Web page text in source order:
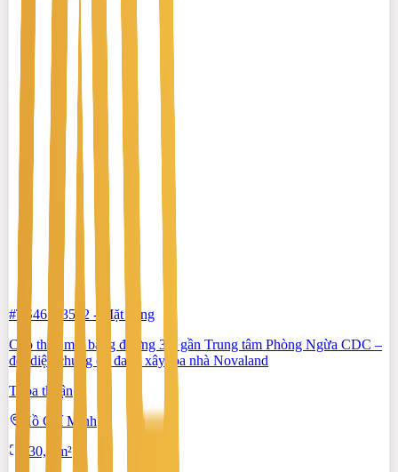
#TS46553512 -
Mặt bằng
Cho thuê mặt bằng đường 3/2 gần Trung tâm Phòng Ngừa CDC –
đối diện chung cư đang xây tòa nhà Novaland
Thỏa thuận
Hồ Chí Minh
130,2 m²